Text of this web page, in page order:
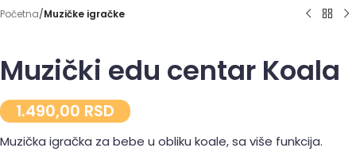
Početna Muzičke igračke
Muzički edu centar Koala
1.490,00 RSD
Muzička igračka za bebe u obliku koale, sa više funkcija.